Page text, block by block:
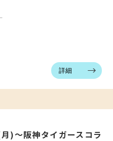
詳細
)～阪神タイガースコラ